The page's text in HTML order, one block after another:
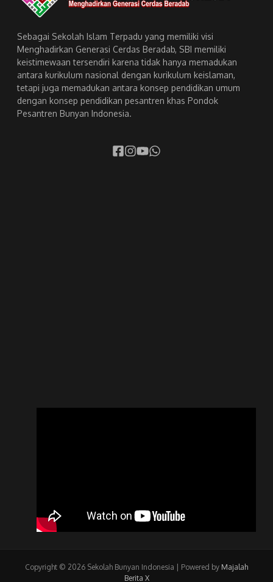
Sebagai Sekolah Islam Terpadu yang memiliki visi
Menghadirkan Generasi Cerdas Beradab, SBI memiliki
keistimewaan tersendiri karena tidak hanya memadukan
antara kurikulum nasional dengan kurikulum keislaman,
tetapi juga memadukan antara konsep pendidikan umum
dengan konsep pendidikan pesantren khas Pondok
Pesantren Bunyan Indonesia.
Copyright © 2026 Sekolah Bunyan Indonesia | Powered by Majalah
Berita X